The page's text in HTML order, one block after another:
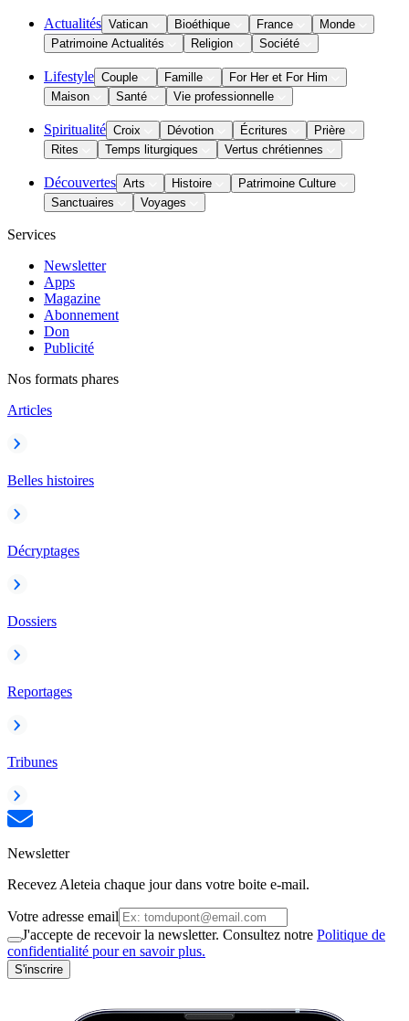
Actualités Vatican Bioéthique France
Monde
Patrimoine Actualités
Religion Société
Lifestyle Couple Famille
For Her et For Him
Maison
Santé Vie professionnelle
Spiritualité Croix Dévotion Écritures
Prière
Rites
Temps liturgiques Vertus chrétiennes
Découvertes Arts Histoire
Patrimoine Culture
Sanctuaires
Voyages
Services
Newsletter
Apps
Magazine
Abonnement
Don
Publicité
Nos formats phares
Articles
Belles histoires
Décryptages
Dossiers
Reportages
Tribunes
Newsletter
Recevez Aleteia chaque jour dans votre boite e-mail.
Votre adresse email
J'accepte de recevoir la newsletter. Consultez notre Politique de
confidentialité pour en savoir plus.
S'inscrire